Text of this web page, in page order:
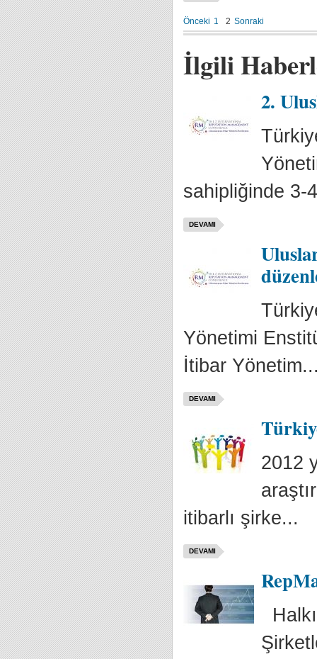
Önceki 1 2 Sonraki
İlgili
2.
sahipliğinde 3-
DEVAMI
Yönetimi
İtibar
DEVAMI
2012
itibarlı şirke...
DEVAMI